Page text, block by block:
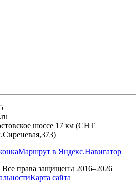
шоссе 17 км (СНТ
Маршрут в Яндекс.Навигатор
права защищены 2016–2026
Карта сайта